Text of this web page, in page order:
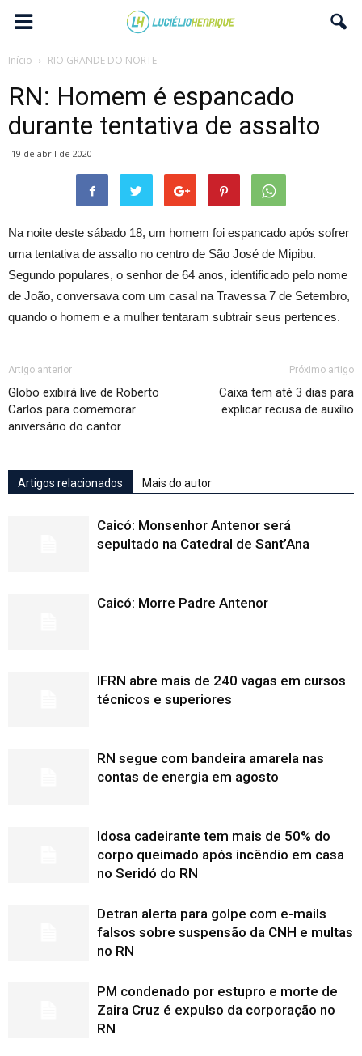
Início RIO GRANDE DO NORTE
RN: Homem é espancado
durante tentativa de assalto
19 de abril de 2020
Na noite deste sábado 18, um homem foi espancado após sofrer
uma tentativa de assalto no centro de São José de Mipibu.
Segundo populares, o senhor de 64 anos, identificado pelo nome
de João, conversava com um casal na Travessa 7 de Setembro,
quando o homem e a mulher tentaram subtrair seus pertences.
Artigo anterior
Globo exibirá live de Roberto
Carlos para comemorar
aniversário do cantor
Próximo artigo
Caixa tem até 3 dias para
explicar recusa de auxílio
Artigos relacionados Mais do autor
Caicó: Monsenhor Antenor será
sepultado na Catedral de Sant’Ana
Caicó: Morre Padre Antenor
IFRN abre mais de 240 vagas em cursos
técnicos e superiores
RN segue com bandeira amarela nas
contas de energia em agosto
Idosa cadeirante tem mais de 50% do
corpo queimado após incêndio em casa
no Seridó do RN
Detran alerta para golpe com e-mails
falsos sobre suspensão da CNH e multas
no RN
PM condenado por estupro e morte de
Zaira Cruz é expulso da corporação no
RN